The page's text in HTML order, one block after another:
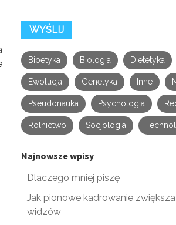
Bioetyka Biologia Dietetyka
Ewolucja Genetyka Inne
Pseudonauka Psychologia
Rolnictwo Socjologia
Najnowsze wpisy
Dlaczego mniej piszę
Jak pionowe kadrowanie
widzów